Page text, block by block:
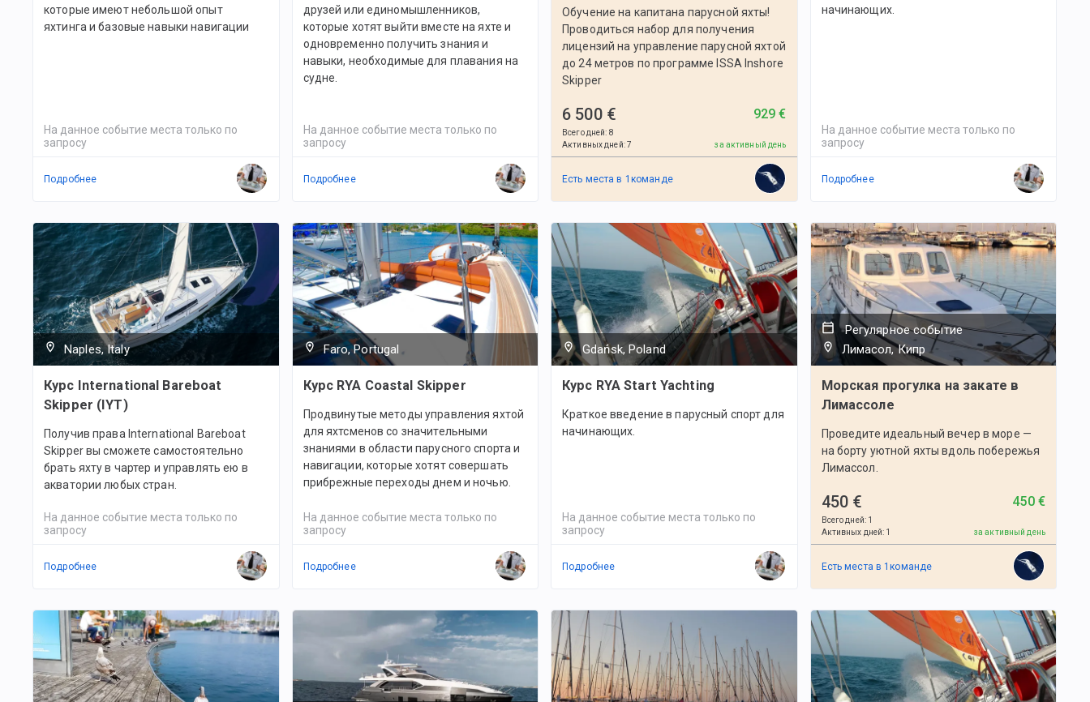
которые имеют небольшой опыт
яхтинга и базовые навыки навигации
На данное событие места только по
запросу
Подробнее
друзей или единомышленников,
которые хотят выйти вместе на яхте и
одновременно получить знания и
навыки, необходимые для плавания на
судне.
На данное событие места только по
запросу
Подробнее
Обучение на капитана парусной яхты!
Проводиться набор для получения
лицензий на управление парусной яхтой
до 24 метров по программе ISSA Inshore
Skipper
6 500 €
Всего дней: 8
Активных дней:7
929 €
за активный день
Есть места в 1 командe
начинающих.
На данное событие места только по
запросу
Подробнее
Naples, Italy
Курс International Bareboat
Skipper (IYT)
Получив права International Bareboat
Skipper вы сможете самостоятельно
брать яхту в чартер и управлять ею в
акватории любых стран.
На данное событие места только по
запросу
Подробнее
Faro, Portugal
Курс RYA Coastal Skipper
Продвинутые методы управления яхтой
для яхтсменов со значительными
знаниями в области парусного спорта и
навигации, которые хотят совершать
прибрежные переходы днем и ночью.
На данное событие места только по
запросу
Подробнее
Gdańsk, Poland
Курс RYA Start Yachting
Краткое введение в парусный спорт для
начинающих.
На данное событие места только по
запросу
Подробнее
Регулярное событие
Лимасол, Кипр
Морская прогулка на закате в
Лимассоле
Проведите идеальный вечер в море —
на борту уютной яхты вдоль побережья
Лимассол.
450 €
Всего дней: 1
Активных дней: 1
450 €
за активный день
Есть места в 1командe